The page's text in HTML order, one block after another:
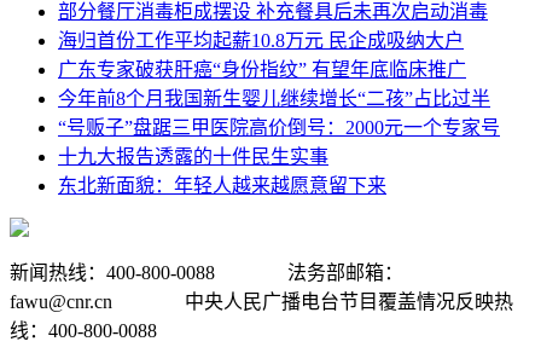
部分餐厅消毒柜成摆设 补充餐具后未再次启动消毒
海归首份工作平均起薪10.8万元 民企成吸纳大户
广东专家破获肝癌“身份指纹” 有望年底临床推广
今年前8个月我国新生婴儿继续增长“二孩”占比过半
“号贩子”盘踞三甲医院高价倒号：2000元一个专家号
十九大报告透露的十件民生实事
东北新面貌：年轻人越来越愿意留下来
新闻热线：400-800-0088 法务部邮箱：
fawu@cnr.cn 中央人民广播电台节目覆盖情况反映热
线：400-800-0088